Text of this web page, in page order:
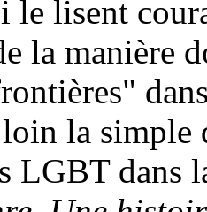
le lisent
la manière
loin la
LGBT dans